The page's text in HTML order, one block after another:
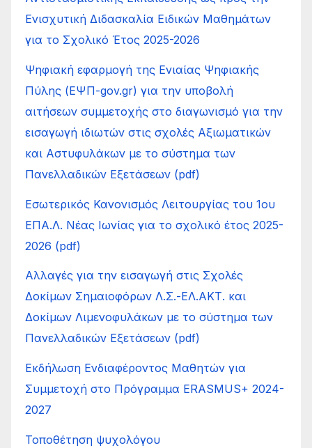
Ενισχυτική Διδασκαλία Ειδικών Μαθημάτων
για το Σχολικό Έτος 2025-2026
Ψηφιακή εφαρμογή της Ενιαίας Ψηφιακής
Πύλης (ΕΨΠ-gov.gr) για την υποβολή
αιτήσεων συμμετοχής στο διαγωνισμό για την
εισαγωγή ιδιωτών στις σχολές Αξιωματικών
και Αστυφυλάκων με το σύστημα των
Πανελλαδικών Εξετάσεων (pdf)
Εσωτερικός Κανονισμός Λειτουργίας του 1ου
ΕΠΑ.Λ. Νέας Ιωνίας για το σχολικό έτος 2025-
2026 (pdf)
Αλλαγές για την εισαγωγή στις Σχολές
Δοκίμων Σημαιοφόρων Λ.Σ.-ΕΛ.ΑΚΤ. και
Δοκίμων Λιμενοφυλάκων με το σύστημα των
Πανελλαδικών Εξετάσεων (pdf)
Εκδήλωση Ενδιαφέροντος Μαθητών για
Συμμετοχή στο Πρόγραμμα ERASMUS+ 2024-
2027
Τοποθέτηση ψυχολόγου